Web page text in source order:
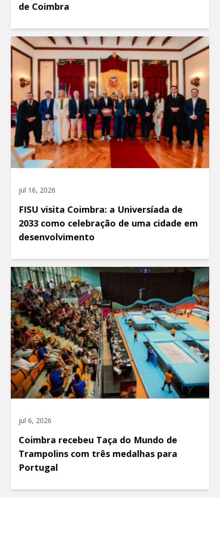
de Coimbra
jul 16, 2026
FISU visita Coimbra: a Universíada de
2033 como celebração de uma cidade em
desenvolvimento
jul 6, 2026
Coimbra recebeu Taça do Mundo de
Trampolins com três medalhas para
Portugal